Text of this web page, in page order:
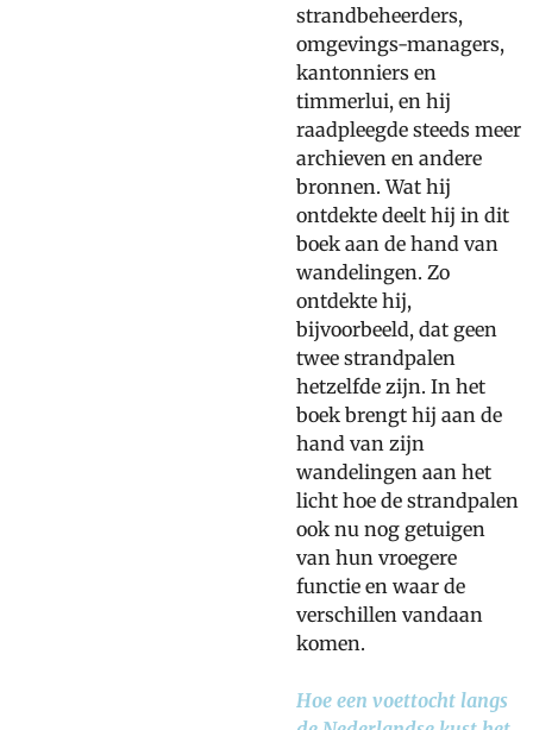
strandbeheerders,
omgevings-managers,
kantonniers en
timmerlui, en hij
raadpleegde steeds meer
archieven en andere
bronnen. Wat hij
ontdekte deelt hij in dit
boek aan de hand van
wandelingen. Zo
ontdekte hij,
bijvoorbeeld, dat geen
twee strandpalen
hetzelfde zijn. In het
boek brengt hij aan de
hand van zijn
wandelingen aan het
licht hoe de strandpalen
ook nu nog getuigen
van hun vroegere
functie en waar de
verschillen vandaan
komen.
Hoe een voettocht langs